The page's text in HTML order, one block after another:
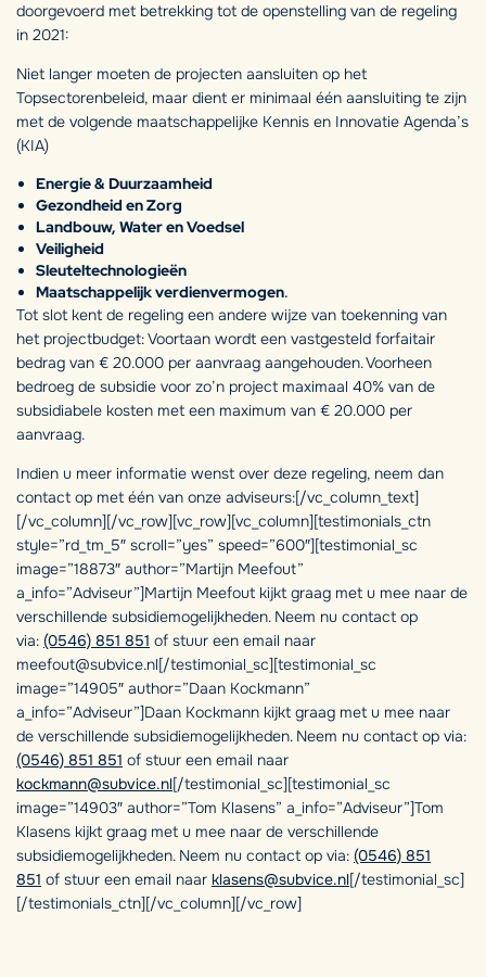
doorgevoerd met betrekking tot de openstelling van de regeling
in 2021:
Niet langer moeten de projecten aansluiten op het
Topsectorenbeleid, maar dient er minimaal één aansluiting te zijn
met de volgende maatschappelijke Kennis en Innovatie Agenda’s
(KIA)
Energie & Duurzaamheid
Gezondheid en Zorg
Landbouw, Water en Voedsel
Veiligheid
Sleuteltechnologieën
Maatschappelijk verdienvermogen.
Tot slot kent de regeling een andere wijze van toekenning van
het projectbudget: Voortaan wordt een vastgesteld forfaitair
bedrag van € 20.000 per aanvraag aangehouden. Voorheen
bedroeg de subsidie voor zo’n project maximaal 40% van de
subsidiabele kosten met een maximum van € 20.000 per
aanvraag.
Indien u meer informatie wenst over deze regeling, neem dan
contact op met één van onze adviseurs:[/vc_column_text]
[/vc_column][/vc_row][vc_row][vc_column][testimonials_ctn
style=”rd_tm_5″ scroll=”yes” speed=”600″][testimonial_sc
image=”18873″ author=”Martijn Meefout”
a_info=”Adviseur”]Martijn Meefout kijkt graag met u mee naar de
verschillende subsidiemogelijkheden. Neem nu contact op
via: (0546) 851 851 of stuur een email naar
meefout@subvice.nl[/testimonial_sc][testimonial_sc
image=”14905″ author=”Daan Kockmann”
a_info=”Adviseur”]Daan Kockmann kijkt graag met u mee naar
de verschillende subsidiemogelijkheden. Neem nu contact op via:
(0546) 851 851 of stuur een email naar
kockmann@subvice.nl[/testimonial_sc][testimonial_sc
image=”14903″ author=”Tom Klasens” a_info=”Adviseur”]Tom
Klasens kijkt graag met u mee naar de verschillende
subsidiemogelijkheden. Neem nu contact op via: (0546) 851
851 of stuur een email naar klasens@subvice.nl[/testimonial_sc]
[/testimonials_ctn][/vc_column][/vc_row]